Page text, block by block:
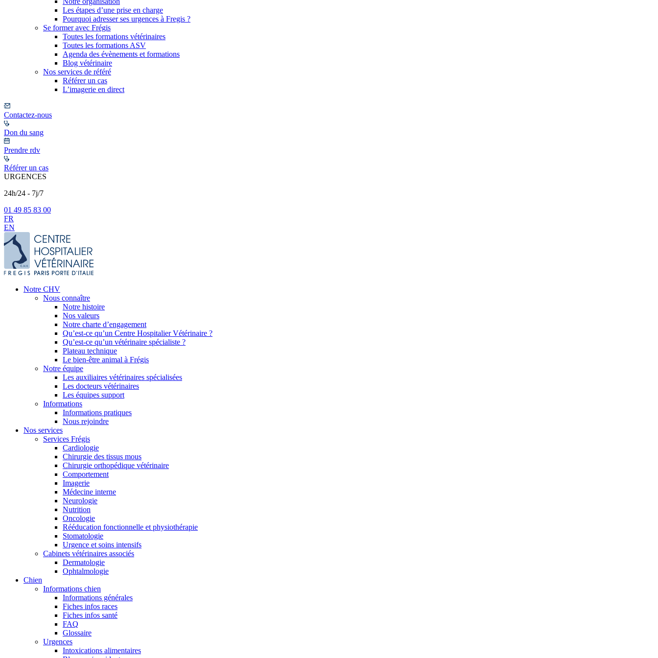
Les étapes d’une prise en charge
Pourquoi adresser ses urgences à Fregis ?
Se former avec Frégis
Toutes les formations vétérinaires
Toutes les formations ASV
Agenda des évènements et formations
Blog vétérinaire
Nos services de référé
Référer un cas
L’imagerie en direct
Contactez-nous
Don du sang
Prendre rdv
Référer un cas
URGENCES
24h/24 - 7j/7
01 49 85 83 00
FR
EN
Notre CHV
Nous connaître
Notre histoire
Nos valeurs
Notre charte d’engagement
Qu’est-ce qu’un Centre Hospitalier Vétérinaire ?
Qu’est-ce qu’un vétérinaire spécialiste ?
Plateau technique
Le bien-être animal à Frégis
Notre équipe
Les auxiliaires vétérinaires spécialisées
Les docteurs vétérinaires
Les équipes support
Informations
Informations pratiques
Nous rejoindre
Nos services
Services Frégis
Cardiologie
Chirurgie des tissus mous
Chirurgie orthopédique vétérinaire
Comportement
Imagerie
Médecine interne
Neurologie
Nutrition
Oncologie
Rééducation fonctionnelle et physiothérapie
Stomatologie
Urgence et soins intensifs
Cabinets vétérinaires associés
Dermatologie
Ophtalmologie
Chien
Informations chien
Informations générales
Fiches infos races
Fiches infos santé
FAQ
Glossaire
Urgences
Intoxications alimentaires